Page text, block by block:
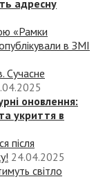
адресну
«‎Рамки
в ЗМІ
Сучасне
оновлення:
укриття в
після
24.04.2025
світло